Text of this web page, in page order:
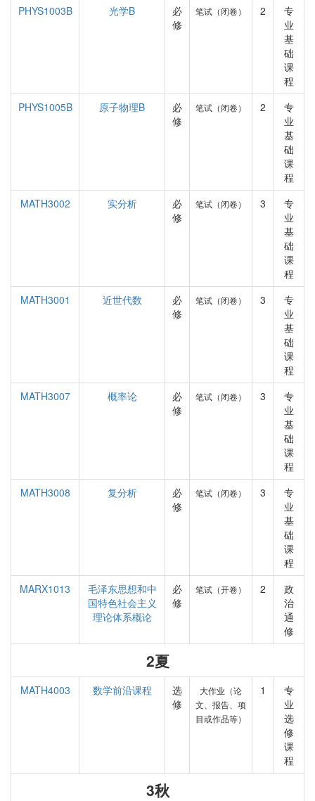
PHYS1003B 光学B
必
修
笔试（闭卷） 2
专
业
基
础
课
程
PHYS1005B
原子物理B
必
修
笔试（闭卷） 2
专
业
基
础
课
程
MATH3002
实分析
必
修
笔试（闭卷） 3
专
业
基
础
课
程
MATH3001
近世代数
必
修
笔试（闭卷） 3
专
业
基
础
课
程
MATH3007
概率论
必
修
笔试（闭卷） 3
专
业
基
础
课
程
MATH3008
复分析
必
修
笔试（闭卷） 3
专
业
基
础
课
程
MARX1013
毛泽东思想和中
国特色社会主义
理论体系概论
必
修
笔试（开卷） 2
政
治
通
修
2夏
MATH4003 数学前沿课程
选
修
大作业（论
文、报告、项
目或作品等）
1
专
业
选
修
课
程
3秋